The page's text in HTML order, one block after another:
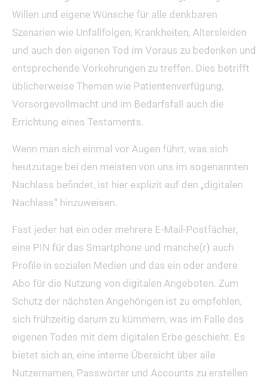
Willen und eigene Wünsche für alle denkbaren
Szenarien wie Unfallfolgen, Krankheiten, Altersleiden
und auch den eigenen Tod im Voraus zu bedenken und
entsprechende Vorkehrungen zu treffen. Dies betrifft
üblicherweise Themen wie Patientenverfügung,
Vorsorgevollmacht und im Bedarfsfall auch die
Errichtung eines Testaments.
Wenn man sich einmal vor Augen führt, was sich
heutzutage bei den meisten von uns im sogenannten
Nachlass befindet, ist hier explizit auf den „digitalen
Nachlass“ hinzuweisen.
Fast jeder hat ein oder mehrere E-Mail-Postfächer,
eine PIN für das Smartphone und manche(r) auch
Profile in sozialen Medien und das ein oder andere
Abo für die Nutzung von digitalen Angeboten. Zum
Schutz der nächsten Angehörigen ist zu empfehlen,
sich frühzeitig darum zu kümmern, was im Falle des
eigenen Todes mit dem digitalen Erbe geschieht. Es
bietet sich an, eine interne Übersicht über alle
Nutzernamen, Passwörter und Accounts zu erstellen